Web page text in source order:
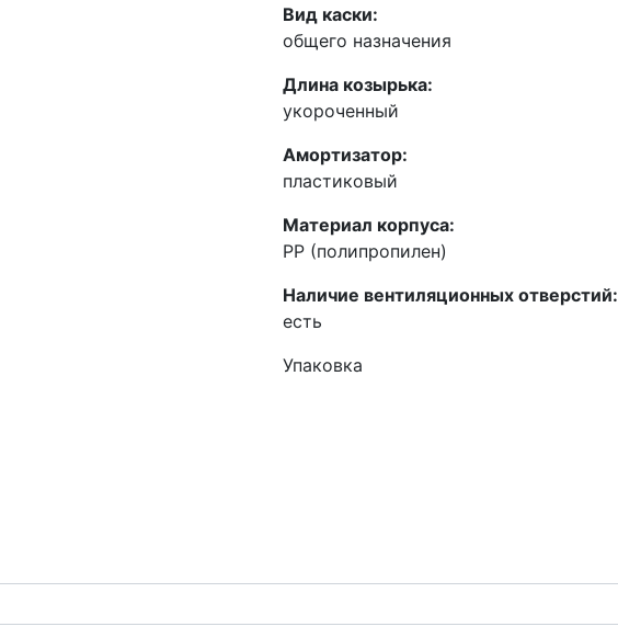
Вид каски:
общего назначения
Длина козырька:
укороченный
Амортизатор:
пластиковый
Материал корпуса:
PP (полипропилен)
Наличие вентиляционных отверстий:
есть
Упаковка